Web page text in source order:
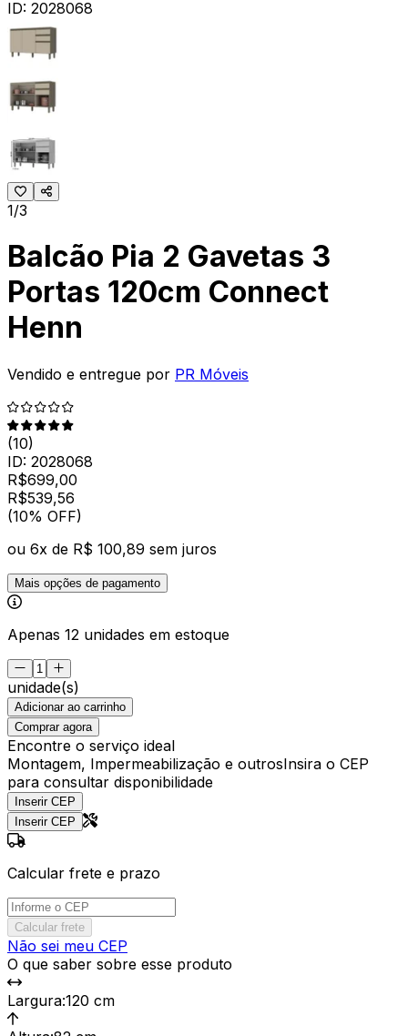
ID: 2028068
1/3
Balcão Pia 2 Gavetas 3
Portas 120cm Connect
Henn
Vendido e entregue por PR Móveis
(10)
ID: 2028068
R$699,00
R$539,56
(10% OFF)
ou 6x de R$ 100,89 sem juros
Mais opções de pagamento
Apenas 12 unidades em estoque
unidade(s)
Adicionar ao carrinho
Comprar agora
Encontre o serviço ideal
Montagem, Impermeabilização e outrosInsira o CEP
para consultar disponibilidade
Inserir CEP
Inserir CEP
Calcular frete e prazo
Calcular frete
Não sei meu CEP
O que saber sobre esse produto
Largura:120 cm